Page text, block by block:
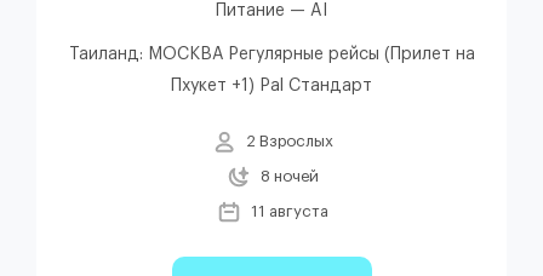
Питание — AI
Таиланд: МОСКВА Регулярные рейсы (Прилет на
Пхукет +1) Pal Стандарт
2 Взрослых
8 ночей
11 августа